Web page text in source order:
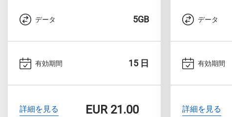
データ 5GB
有効期間 15 日
詳細を見る EUR21.00
データ
有効期間
詳細を見る